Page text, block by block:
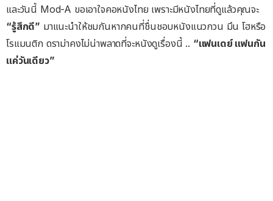
และวันนี้ Mod-A ขอเอาใจคอหนังไทย เพราะมีหนังไทยที่ดูแล้วคุณจะ
“รู้สึกดี” มาแนะนำให้ชมกันหากคนที่ชื่นชอบหนังแนวกวน มึน โฮหรือ
โรแมนติก ดราม่าคงไม่น่าพลาดที่จะหนังดูเรื่องนี้ .. “แฟนเดย์ แฟนกัน
แค่วันเดียว”